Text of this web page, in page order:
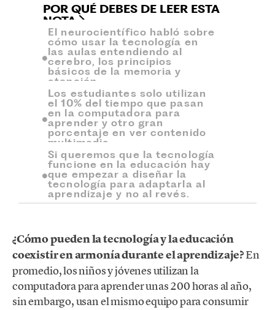
POR QUÉ DEBES DE LEER ESTA
NOTA
El neurocientífico habló sobre
cómo usar la tecnología en
las aulas entendiendo al
cerebro, los principios
básicos de la memoria y
atención.
Los estudiantes solo utilizan
el 10% del tiempo que pasan
en la computadora para
aprender y otro gran
porcentaje en ver contenido
multimedia.
Si queremos que la tecnología
funcione en la educación hay
que empezar a diseñar la
tecnología para adaptarla al
aprendizaje y no al revés.
¿Cómo pueden la tecnología y la educación
coexistir en armonía durante el aprendizaje?En
promedio, los niños y jóvenes utilizan la
computadora para aprender unas 200 horas al año,
sin embargo, usan el mismo equipo para consumir